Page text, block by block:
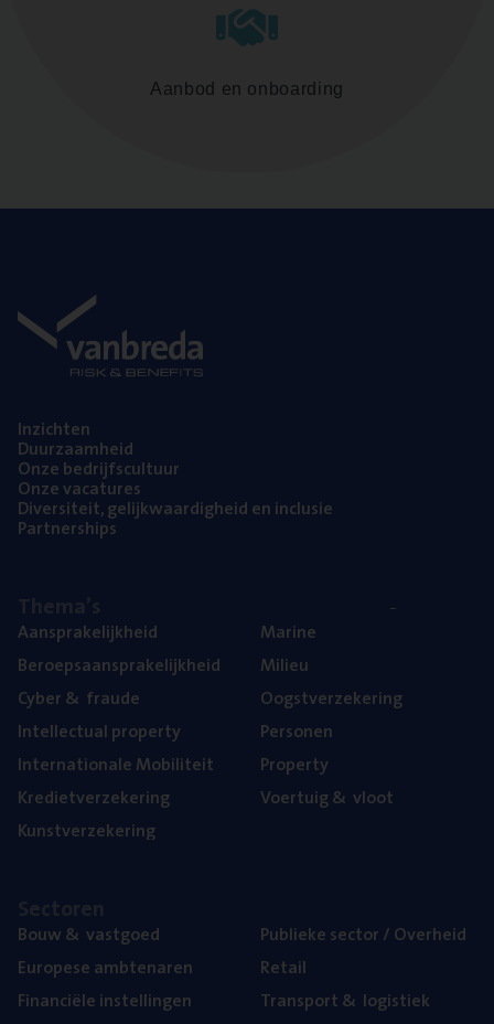
Aanbod en onboarding
Inzich­ten
Duur­zaam­heid
Onze bedrijfs­cul­tuur
Onze vaca­tu­res
Diver­si­teit, gelijk­waar­dig­heid en inclusie
Part­ner­ships
Aan­spra­ke­lijk­heid
Beroeps­aan­spra­ke­lijk­heid
Cyber& fraude
Intel­lec­tu­al property
Inter­na­ti­o­na­le Mobiliteit
Kre­diet­ver­ze­ke­ring
Kunst­ver­ze­ke­ring
Mari­ne
Mili­eu
Oogst­ver­ze­ke­ring
Per­so­nen
Pro­per­ty
Voer­tuig& vloot
Bouw& vastgoed
Euro­pe­se ambtenaren
Finan­ci­ë­le instellingen
Publie­ke sec­tor / Overheid
Retail
Trans­port& logistiek